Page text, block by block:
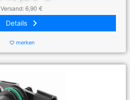
Versand: 6,90 €
Details keyboard_arrow_right
favorite_border merken